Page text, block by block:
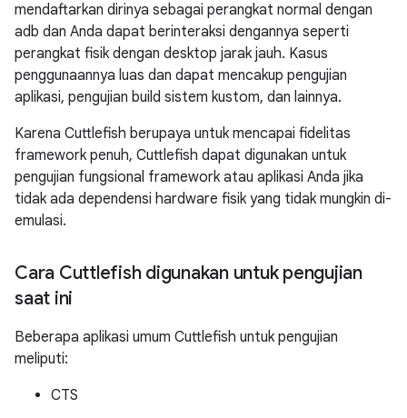
mendaftarkan dirinya sebagai perangkat normal dengan
adb dan Anda dapat berinteraksi dengannya seperti
perangkat fisik dengan desktop jarak jauh. Kasus
penggunaannya luas dan dapat mencakup pengujian
aplikasi, pengujian build sistem kustom, dan lainnya.
Karena Cuttlefish berupaya untuk mencapai fidelitas
framework penuh, Cuttlefish dapat digunakan untuk
pengujian fungsional framework atau aplikasi Anda jika
tidak ada dependensi hardware fisik yang tidak mungkin di-
emulasi.
Cara Cuttlefish digunakan untuk pengujian
saat ini
Beberapa aplikasi umum Cuttlefish untuk pengujian
meliputi:
CTS